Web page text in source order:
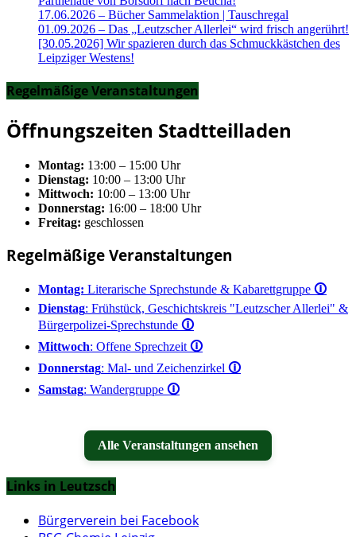
17.06.2026 – Bücher Sammelaktion | Tauschregal
01.09.2026 – Das „Leutzscher Allerlei“ wird frisch angerührt!
[30.05.2026] Wir spazieren durch das Schmuckkästchen des
Leipziger Westens!
Regelmäßige Veranstaltungen
Öffnungszeiten Stadtteilladen
Montag: 13:00 – 15:00 Uhr
Dienstag: 10:00 – 13:00 Uhr
Mittwoch: 10:00 – 13:00 Uhr
Donnerstag: 16:00 – 18:00 Uhr
Freitag: geschlossen
Regelmäßige Veranstaltungen
Montag: Literarische Sprechstunde & Kabarettgruppe 🛈
Dienstag: Frühstück, Geschichtskreis "Leutzscher Allerlei" &
Bürgerpolizei-Sprechstunde 🛈
Mittwoch: Offene Sprechzeit 🛈
Donnerstag: Mal- und Zeichenzirkel 🛈
Samstag: Wandergruppe 🛈
Alle Veranstaltungen ansehen
Links in Leutzsch
Bürgerverein bei Facebook